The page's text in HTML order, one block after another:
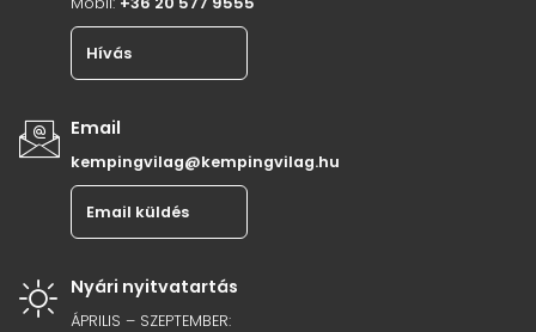
Hívás
Email
kempingvilag@kempingvilag.hu
Email küldés
Nyári nyitvatartás
ÁPRILIS – SZEPTEMBER: